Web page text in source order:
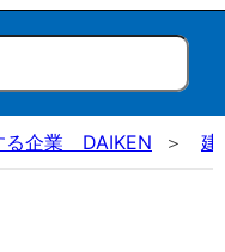
る企業 DAIKEN 建